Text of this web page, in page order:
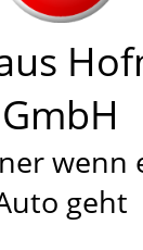
GmbH
wenn
geht